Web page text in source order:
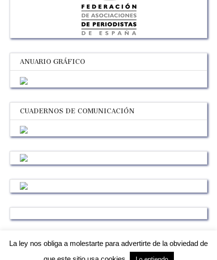
ANUARIO GRÁFICO
CUADERNOS DE COMUNICACIÓN
La ley nos obliga a molestarte para advertirte de la obviedad de